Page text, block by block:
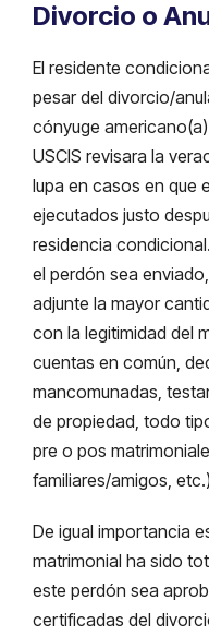
Divorcio o
El residente
pesar del divorcio/
cónyuge
USCIS revisara la
lupa en casos en que
ejecutados justo
residencia
el perdón sea
adjunte la mayor
con la legitimidad del
cuentas en común,
mancomunadas,
de propiedad, todo
pre o pos
familiares/amigos, etc.)
De igual importancia
matrimonial ha sido
este perdón sea
certificadas del